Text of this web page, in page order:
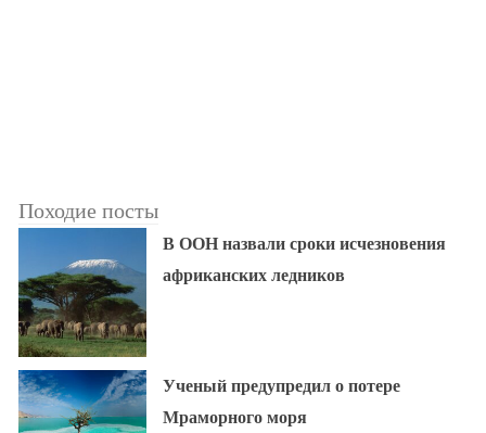
Походие посты
В ООН назвали сроки исчезновения
африканских ледников
Ученый предупредил о потере
Мраморного моря